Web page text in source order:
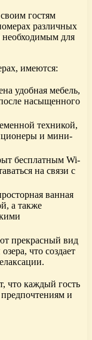
гостям
различных
необходимым для
имеются:
удобная мебель,
насыщенного
техникой,
и мини-
бесплатным Wi-
на связи с
ванная
а также
прекрасный вид
что создает
что каждый гость
предпочтениям и